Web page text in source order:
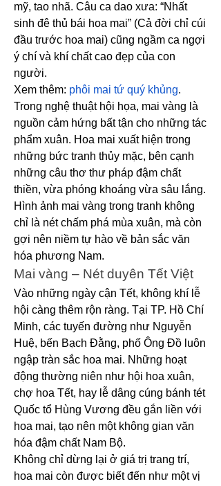
mỹ, tao nhã. Câu ca dao xưa: “Nhất
sinh đê thủ bái hoa mai” (Cả đời chỉ cúi
đầu trước hoa mai) cũng ngầm ca ngợi
ý chí và khí chất cao đẹp của con
người.
Xem thêm: phôi mai tứ quý khủng.
Trong nghệ thuật hội họa, mai vàng là
nguồn cảm hứng bất tận cho những tác
phẩm xuân. Hoa mai xuất hiện trong
những bức tranh thủy mặc, bên cạnh
những câu thơ thư pháp đậm chất
thiền, vừa phóng khoáng vừa sâu lắng.
Hình ảnh mai vàng trong tranh không
chỉ là nét chấm phá mùa xuân, mà còn
gợi nên niềm tự hào về bản sắc văn
hóa phương Nam.
Mai vàng – Nét duyên Tết Việt
Vào những ngày cận Tết, không khí lễ
hội càng thêm rộn ràng. Tại TP. Hồ Chí
Minh, các tuyến đường như Nguyễn
Huệ, bến Bạch Đằng, phố Ông Đồ luôn
ngập tràn sắc hoa mai. Những hoạt
động thường niên như hội hoa xuân,
chợ hoa Tết, hay lễ dâng cúng bánh tét
Quốc tổ Hùng Vương đều gắn liền với
hoa mai, tạo nên một không gian văn
hóa đậm chất Nam Bộ.
Không chỉ dừng lại ở giá trị trang trí,
hoa mai còn được biết đến như một vị